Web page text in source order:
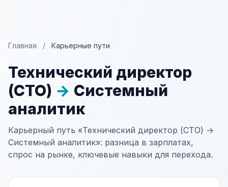
Главная / Карьерные пути
Технический директор
(CTO) → Системный
аналитик
Карьерный путь «Технический директор (CTO) →
Системный аналитик»: разница в зарплатах,
спрос на рынке, ключевые навыки для перехода.